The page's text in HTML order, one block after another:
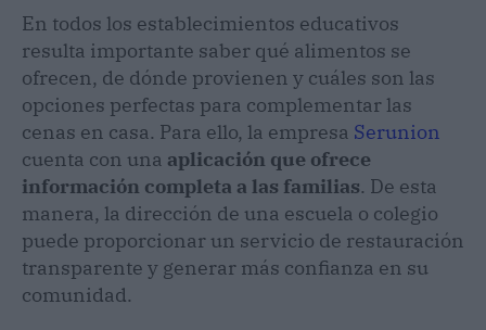
En todos los establecimientos educativos
resulta importante saber qué alimentos se
ofrecen, de dónde provienen y cuáles son las
opciones perfectas para complementar las
cenas en casa. Para ello, la empresa Serunion
cuenta con una aplicación que ofrece
información completa a las familias. De esta
manera, la dirección de una escuela o colegio
puede proporcionar un servicio de restauración
transparente y generar más confianza en su
comunidad.